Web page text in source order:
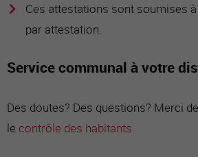
Ces attestations sont soumises
par attestation.
Service communal à votre
Des doutes? Des questions? Merci
le contrôle des habitants.